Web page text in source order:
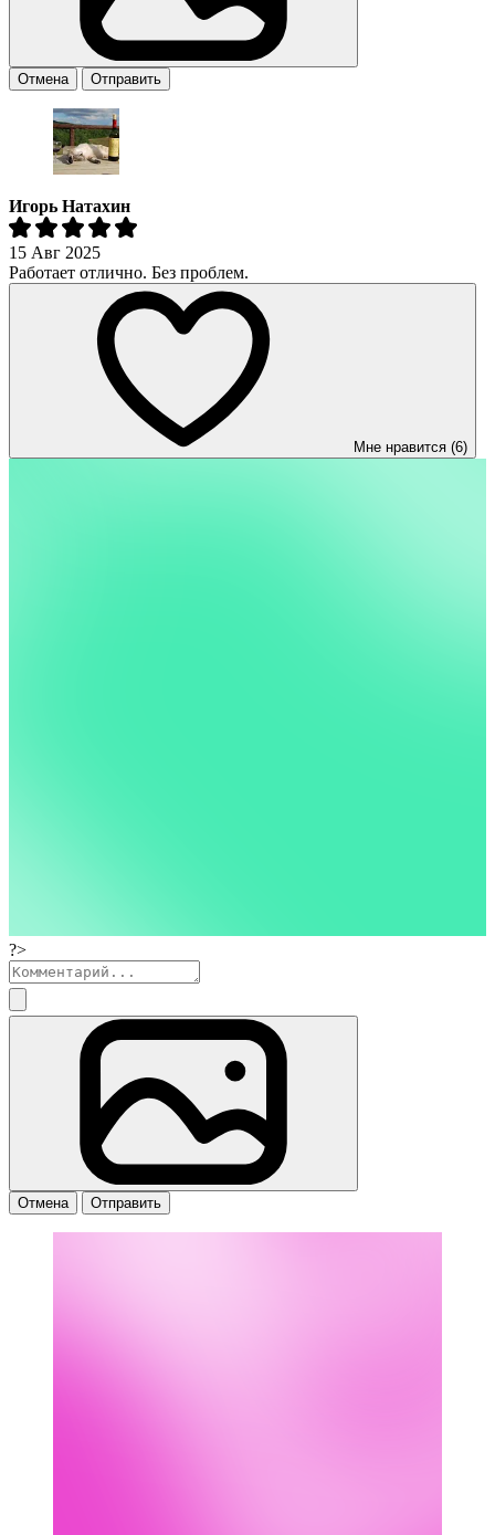
Отмена Отправить
Игорь Натахин
15 Авг 2025
Работает отлично. Без проблем.
Мне нравится (6)
?>
Отмена Отправить